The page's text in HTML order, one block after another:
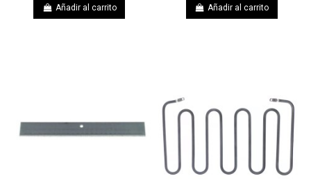
Añadir al carrito Añadir al carrito